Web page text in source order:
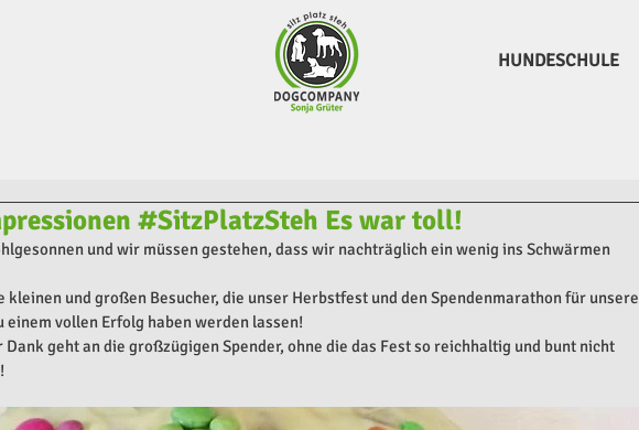
HUNDESCHULE
#SitzPlatzSteh Es war toll!
und wir müssen gestehen, dass wir nachträglich ein wenig ins Schwärmen
kleinen und großen Besucher, die unser Herbstfest und den Spendenmarathon für unsere
vollen Erfolg haben werden lassen!
geht an die großzügigen Spender, ohne die das Fest so reichhaltig und bunt nicht